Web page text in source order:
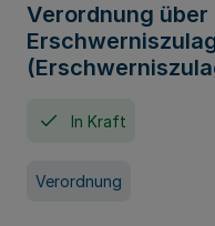
Verordnung
In Kraft
Verordnung